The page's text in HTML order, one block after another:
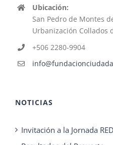
Ubicación:
San Pedro de Montes
Urbanización Collados
+506 2280-9904
NOTICIAS
Invitación a la Jornada